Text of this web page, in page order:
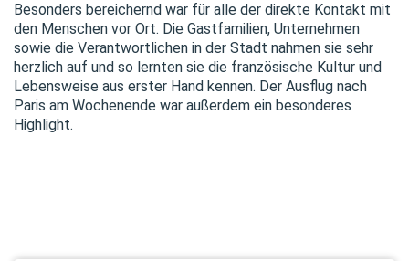
Besonders bereichernd war für alle der direkte Kontakt mit
den Menschen vor Ort. Die Gastfamilien, Unternehmen
sowie die Verantwortlichen in der Stadt nahmen sie sehr
herzlich auf und so lernten sie die französische Kultur und
Lebensweise aus erster Hand kennen. Der Ausflug nach
Paris am Wochenende war außerdem ein besonderes
Highlight.